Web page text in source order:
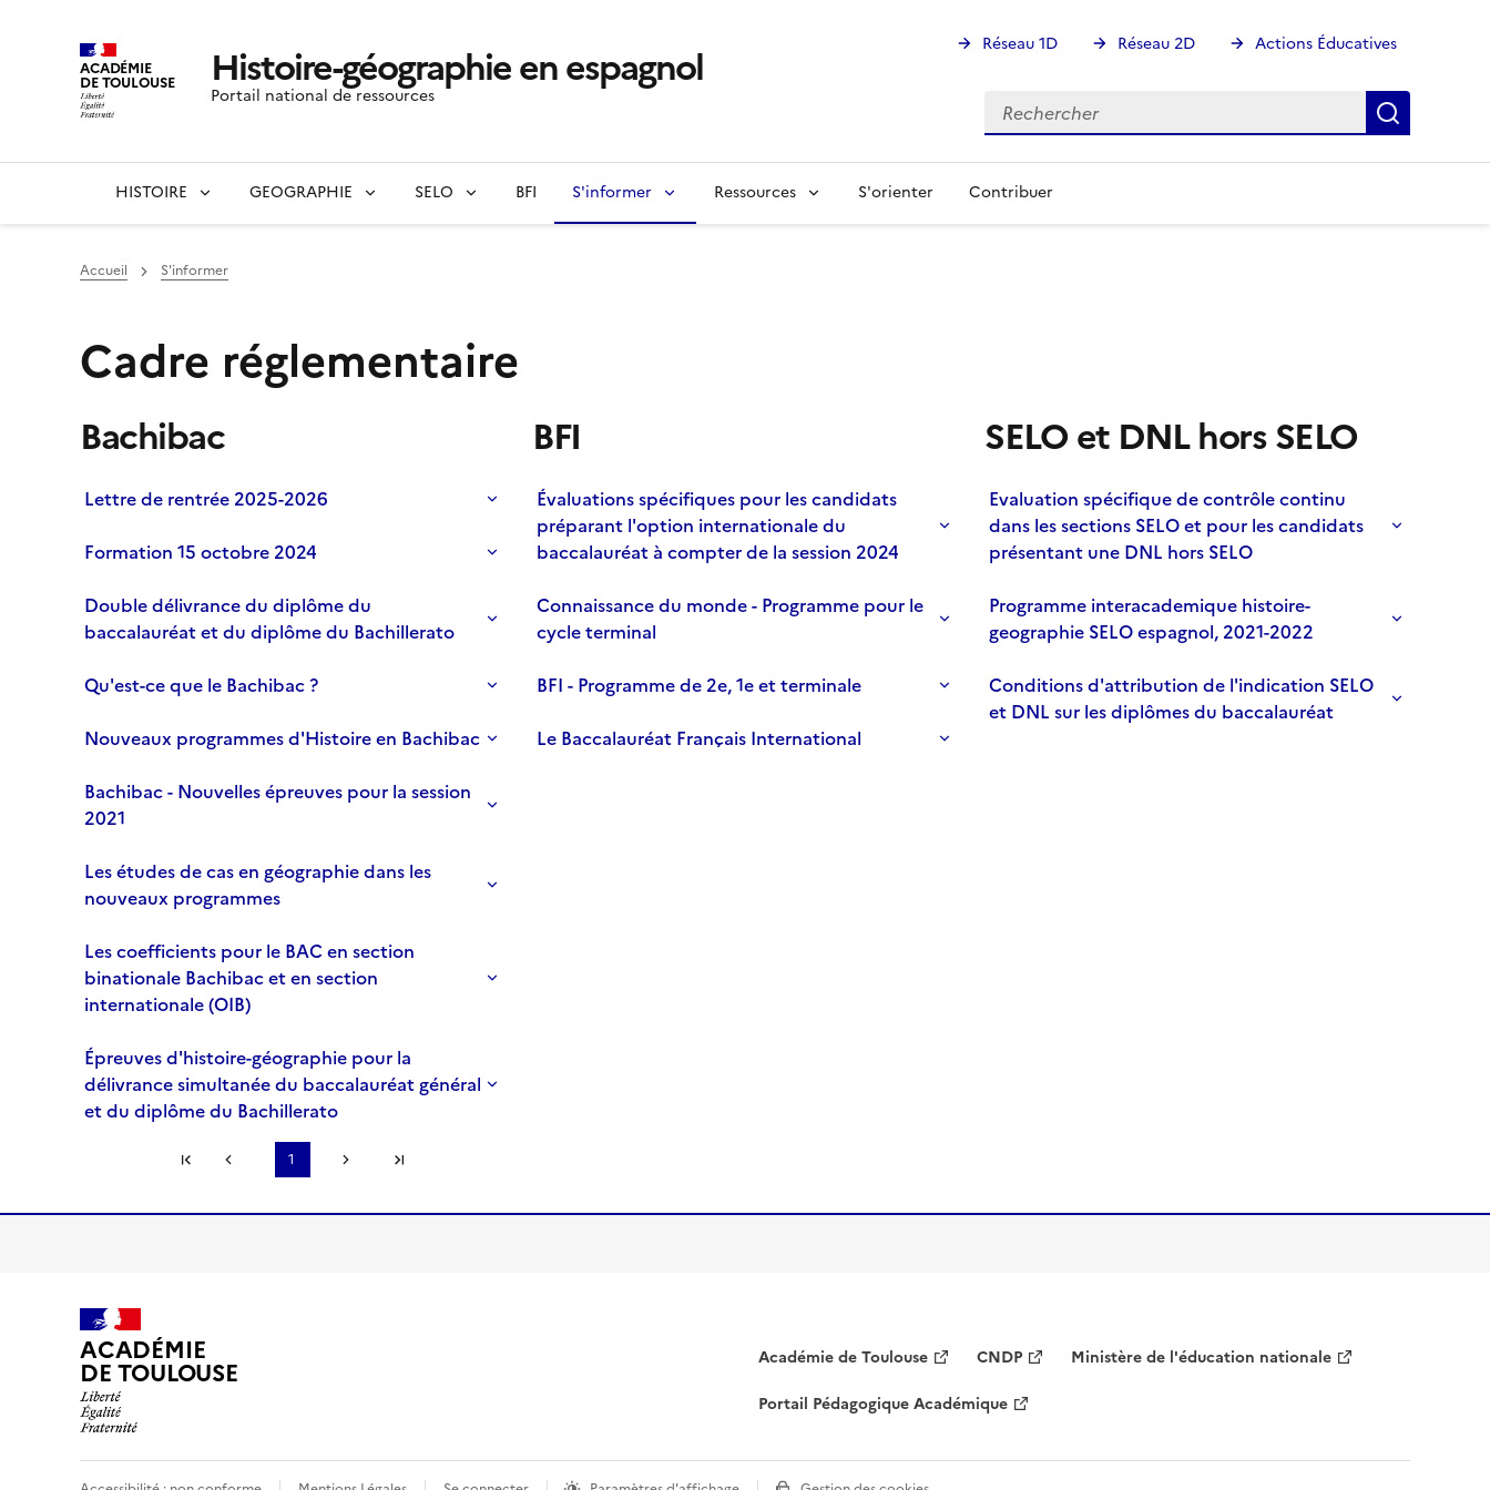
ACADÉMIE
DE TOULOUSE Histoire-géographie en espagnol
Portail national de ressources
Réseau 1D Réseau 2D Actions Éducatives
Rechercher
Rechercher
HISTOIRE GEOGRAPHIE SELO BFI S'informer Ressources S'orienter Contribuer
Accueil S'informer
Cadre réglementaire
Bachibac
Lettre de rentrée 2025-2026
Formation 15 octobre 2024
Double délivrance du diplôme du
baccalauréat et du diplôme du Bachillerato
Qu'est-ce que le Bachibac ?
Nouveaux programmes d'Histoire en Bachibac
Bachibac - Nouvelles épreuves pour la session
2021
Les études de cas en géographie dans les
nouveaux programmes
Les coefficients pour le BAC en section
binationale Bachibac et en section
internationale (OIB)
Épreuves d'histoire-géographie pour la
délivrance simultanée du baccalauréat général
et du diplôme du Bachillerato
Première page1
Page suivanteDernière page
BFI
Évaluations spécifiques pour les candidats
préparant l'option internationale du
baccalauréat à compter de la session 2024
Connaissance du monde - Programme pour le
cycle terminal
BFI - Programme de 2e, 1e et terminale
Le Baccalauréat Français International
SELO et DNL hors SELO
Evaluation spécifique de contrôle continu
dans les sections SELO et pour les candidats
présentant une DNL hors SELO
Programme interacademique histoire-
geographie SELO espagnol, 2021-2022
Conditions d'attribution de l'indication SELO
et DNL sur les diplômes du baccalauréat
ACADÉMIE
DE TOULOUSE Académie de Toulouse CNDP
Ministère de l'éducation nationale
Portail Pédagogique Académique